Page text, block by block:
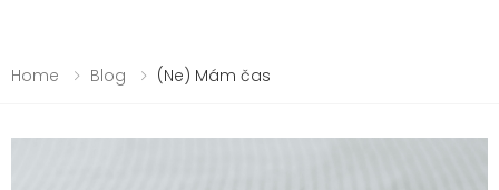
Home Blog (Ne) Mám čas